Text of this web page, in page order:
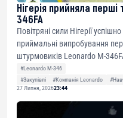
Нігерія прийняла
346FA
Повітряні сили Нігерії
приймальні випробування
штурмовиків Leonardo M-
#Leonardo M-346
#Закупівлі
#Компанія Leonardo
27 Липня, 202623:44